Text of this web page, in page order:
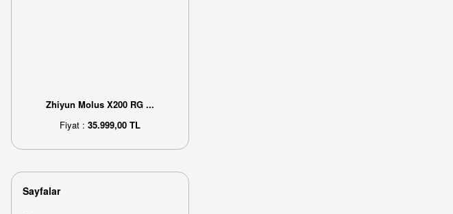
Zhiyun Molus X200 RG ...
Fiyat : 35.999,00 TL
Sayfalar